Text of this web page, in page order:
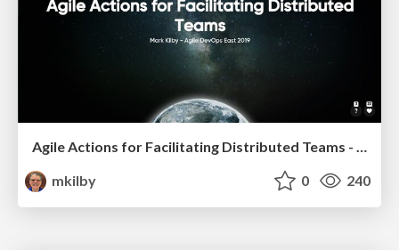
Agile Actions for Facilitating Distributed Teams - ADO2019
mkilby
0 240